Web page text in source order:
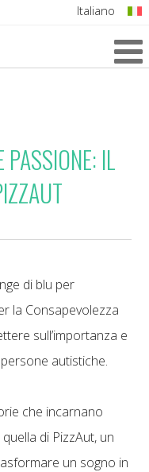
Italiano
PASSIONE: IL
di blu per
la Consapevolezza
sull’importanza e
autistiche.
che incarnano
di PizzAut, un
un sogno in